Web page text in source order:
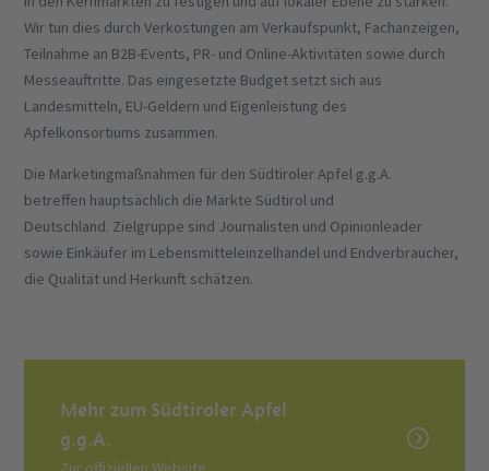
Wir tun dies durch Verkostungen am Verkaufspunkt, Fachanzeigen,
Teilnahme an B2B-Events, PR- und Online-Aktivitäten sowie durch
Messeauftritte. Das eingesetzte Budget setzt sich aus
Landesmitteln, EU-Geldern und Eigenleistung des
Apfelkonsortiums zusammen.
Die Marketingmaßnahmen für den Südtiroler Apfel g.g.A.
betreffen hauptsächlich die Märkte Südtirol und
Deutschland. Zielgruppe sind Journalisten und Opinionleader
sowie Einkäufer im Lebensmitteleinzelhandel und Endverbraucher,
die Qualität und Herkunft schätzen.
Mehr zum Südtiroler Apfel
g.g.A.